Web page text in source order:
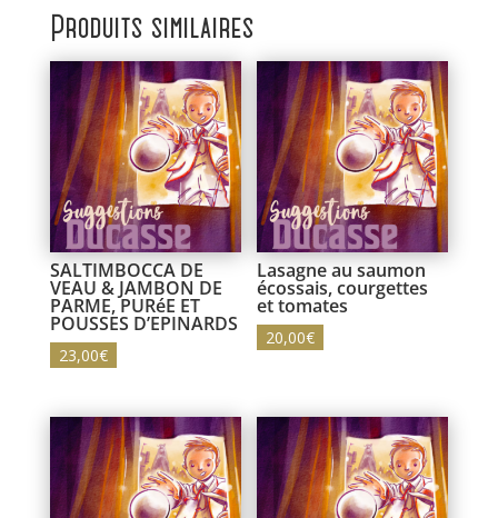
Produits similaires
SALTIMBOCCA DE
VEAU & JAMBON DE
PARME, PURéE ET
POUSSES D’EPINARDS
23,00€
Lasagne au saumon
écossais, courgettes
et tomates
20,00€